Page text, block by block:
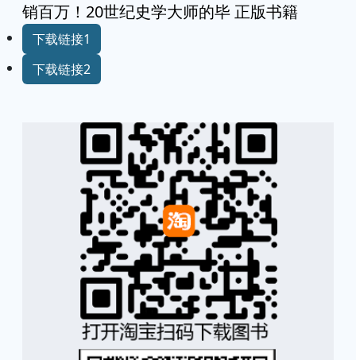
销百万！20世纪史学大师的毕 正版书籍
下载链接1
下载链接2